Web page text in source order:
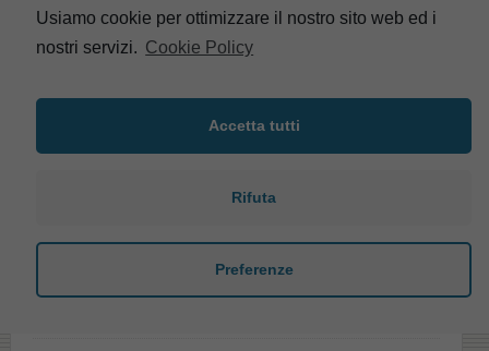
DURASTYLE
Usiamo cookie per ottimizzare il nostro sito web ed i
nostri servizi. Cookie Policy
Accetta tutti
Rifuta
Preferenze